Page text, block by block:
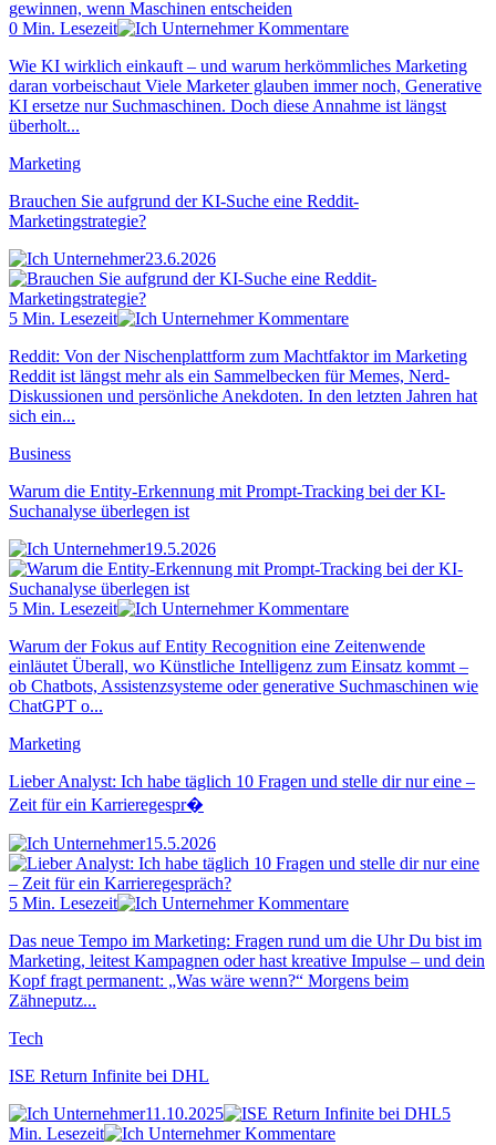
0 Min. Lesezeit
Kommentare
Wie KI wirklich einkauft – und warum herkömmliches Marketing
daran vorbeischaut Viele Marketer glauben immer noch, Generative
KI ersetze nur Suchmaschinen. Doch diese Annahme ist längst
überholt...
Marketing
Brauchen Sie aufgrund der KI-Suche eine Reddit-
Marketingstrategie?
23.6.2026
5 Min. Lesezeit
Kommentare
Reddit: Von der Nischenplattform zum Machtfaktor im Marketing
Reddit ist längst mehr als ein Sammelbecken für Memes, Nerd-
Diskussionen und persönliche Anekdoten. In den letzten Jahren hat
sich ein...
Business
Warum die Entity-Erkennung mit Prompt-Tracking bei der KI-
Suchanalyse überlegen ist
19.5.2026
5 Min. Lesezeit
Kommentare
Warum der Fokus auf Entity Recognition eine Zeitenwende
einläutet Überall, wo Künstliche Intelligenz zum Einsatz kommt –
ob Chatbots, Assistenzsysteme oder generative Suchmaschinen wie
ChatGPT o...
Marketing
Lieber Analyst: Ich habe täglich 10 Fragen und stelle dir nur eine –
Zeit für ein Karrieregespr�
15.5.2026
5 Min. Lesezeit
Kommentare
Das neue Tempo im Marketing: Fragen rund um die Uhr Du bist im
Marketing, leitest Kampagnen oder hast kreative Impulse – und dein
Kopf fragt permanent: „Was wäre wenn?“ Morgens beim
Zähneputz...
Tech
ISE Return Infinite bei DHL
11.10.2025
5
Min. Lesezeit
Kommentare